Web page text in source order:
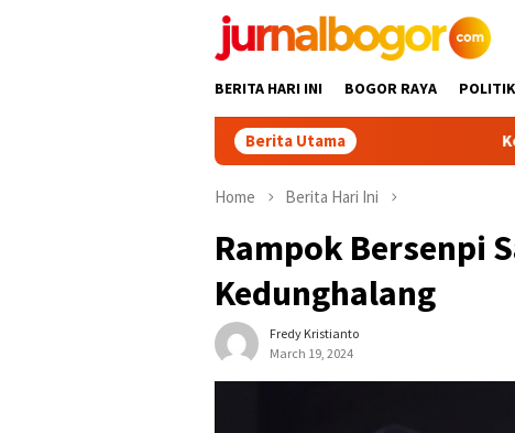
BERITA HARI INI BOGOR RAYA POLITIK
Berita Utama Keren! Dua
Home Berita Hari Ini
Rampok Bersenpi
Kedunghalang
Fredy Kristianto
March 19, 2024